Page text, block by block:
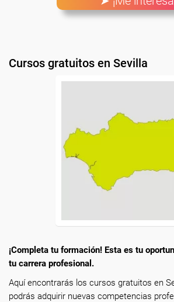
Cursos gratuitos en Sevilla
¡Completa tu formación! Esta es tu
tu carrera profesional.
Aquí encontrarás los cursos gratuitos en
podrás adquirir nuevas competencias